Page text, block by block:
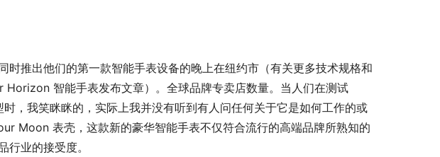
时推出他们的第一款智能手表设备的晚上在纽约市（有关更多技术规格和
智能手表发布文章）。全球品牌专卖店数量。当人们在测试
，我笑眯眯的，实际上我并没有听到有人问任何关于它是如何工作的或
Moon 表壳，这款新的豪华智能手表不仅符合流行的高端品牌所熟知的
业的接受度。